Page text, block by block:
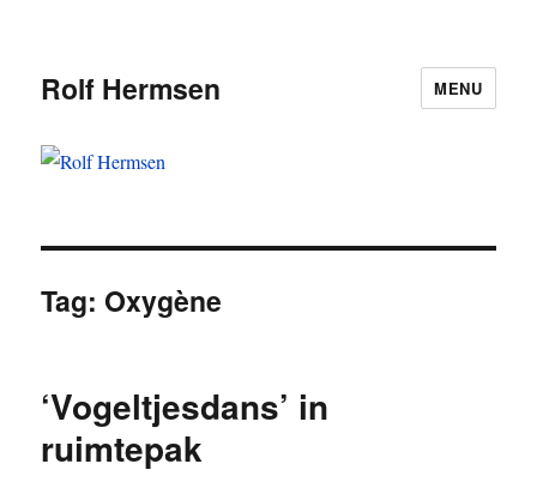
Rolf Hermsen MENU
Tag: Oxygène
‘Vogeltjesdans’ in
ruimtepak